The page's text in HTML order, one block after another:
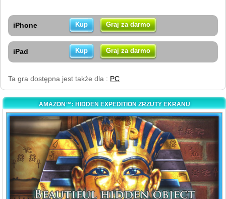
iPhone Kup Graj za darmo
iPad Kup Graj za darmo
Ta gra dostępna jest także dla : PC
AMAZON™: HIDDEN EXPEDITION ZRZUTY EKRANU